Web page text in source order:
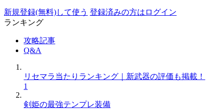
新規登録(無料)して使う 登録済みの方はログイン
ランキング
攻略記事
Q&A
リセマラ当たりランキング｜新武器の評価も掲載！
1
剣姫の最強テンプレ装備